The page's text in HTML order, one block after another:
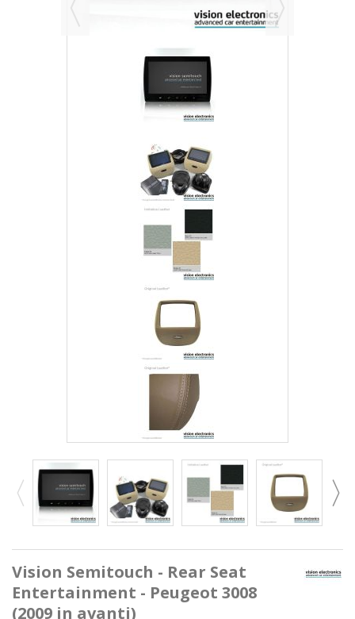
Vision Semitouch - Rear Seat
Entertainment - Peugeot 3008
(2009 in avanti)